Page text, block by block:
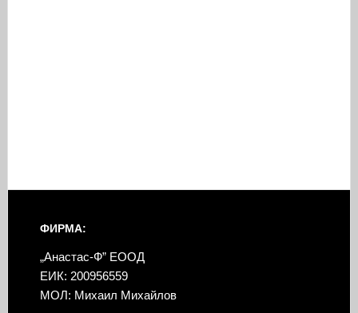
ФИРМА:
„Анастас-Ф” ЕООД
ЕИК: 200956559
МОЛ: Михаил Михайлов